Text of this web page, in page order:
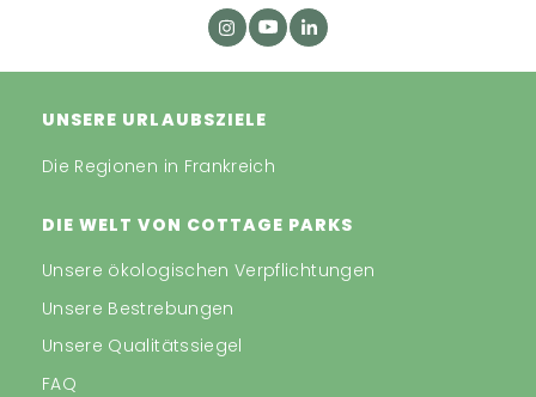
UNSERE URLAUBSZIELE
Die Regionen in Frankreich
DIE WELT VON COTTAGE PARKS
Unsere ökologischen Verpflichtungen
Unsere Bestrebungen
Unsere Qualitätssiegel
FAQ